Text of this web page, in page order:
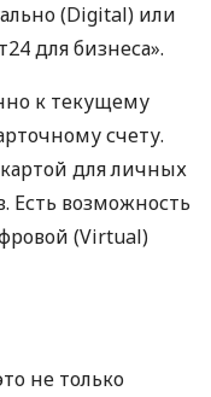
(Digital) или
для бизнеса».
к текущему
счету.
для личных
Есть возможность
(Virtual)
не только